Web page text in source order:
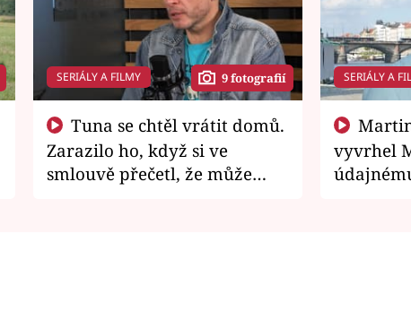
SERIÁLY A FILMY 9 fotografií
Zarazilo ho, když si ve
smlouvě přečetl, že může
SERIÁLY A
vyvrhel